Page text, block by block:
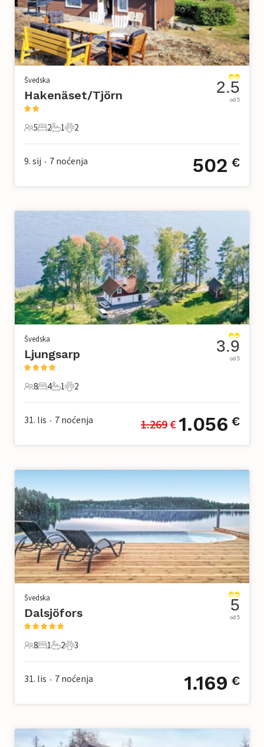
Švedska
Hakenäset/Tjörn
5 Gosti
5
2 Spavaće sobe
2
1 Kupaonica
1
2 Kućni ljubimac
2
2.5
od 5
9. sij • 7 noćenja 502 €
Švedska
Ljungsarp
8 Gosti
8
4 Spavaće sobe
4
1 Kupaonica
1
2 Kućni ljubimac
2
3.9
od 5
31. lis • 7 noćenja 1.269 € 1.056 €
Švedska
Dalsjöfors
8 Gosti
8
1 Spavaća soba
1
2 Kupaonice
2
3 Kućni ljubimac
3
5
od 5
31. lis • 7 noćenja 1.169 €